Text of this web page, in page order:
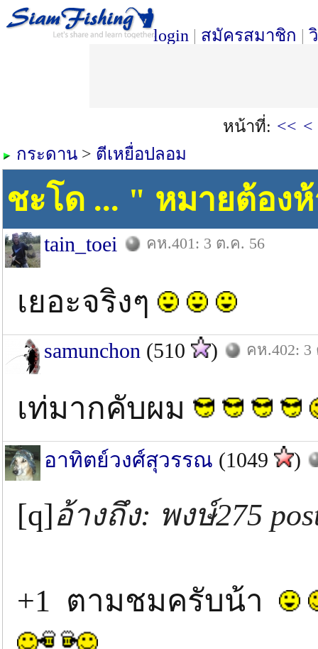
login | สมัครสมาชิก |
หน้าที่: << <
กระดาน > ตีเหยื่อปลอม
ชะโด ... " หมายต้อง
tain_toei คห.401: 3 ต.ค. 56
เยอะจริงๆ
samunchon (510 ) คห.402: 3
เท่มากคับผม
อาทิตย์วงศ์สุวรรณ (1049 )
[q]อ้างถึง: พงษ์275
+1 ตามชมครับน้า